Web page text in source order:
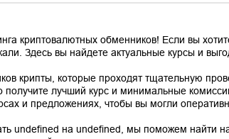
криптовалютных обменников! Если вы
Здесь вы найдете актуальные курсы и
крипты, которые проходят тщательную
получите лучший курс и минимальные
и предложениях, чтобы вы могли
undefined на undefined, мы поможем найти